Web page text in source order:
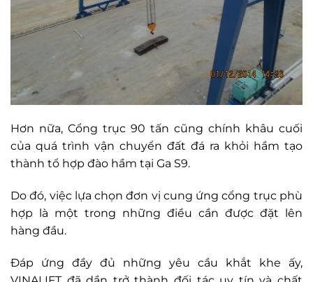
Hơn nữa, Cổng trục 90 tấn cũng chính khâu cuối
của quá trình vận chuyển đất đá ra khỏi hầm tạo
thành tổ hợp đào hầm tại Ga S9.
Do đó, việc lựa chọn đơn vị cung ứng cổng trục phù
hợp là một trong những điều cần được đặt lên
hàng đầu.
Đáp ứng đầy đủ những yêu cầu khắt khe ấy,